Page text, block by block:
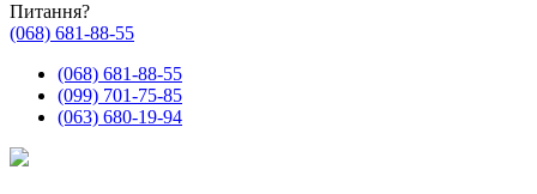
Питання?
(068) 681-88-55
(068) 681-88-55
(099) 701-75-85
(063) 680-19-94